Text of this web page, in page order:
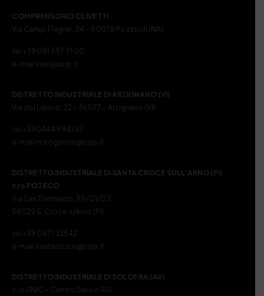
COMPRENSORIO OLIVETTI
Via Campi Flegrei, 34 – 80078 Pozzuoli (NA)
tel +39 081 597 91 00
e-mail ssip@ssip.it
DISTRETTO INDUSTRIALE DI ARZIGNANO (VI)
Via del Lavoro, 22 – 36077 – Arzignano (VI)
tel +390444 994267
e-mail m.nogarole@ssip.it
DISTRETTO INDUSTRIALE DI SANTA CROCE SULL’ARNO (PI)
c/o POTECO
Via San Tommaso, 119/121/123
56029 S. Croce s/Arno (PI)
tel +39 0571 32542
e-mail santacroce@ssip.it
DISTRETTO INDUSTRIALE DI SOLOFRA (AV)
c/o UNIC – Centro Servizi ASI